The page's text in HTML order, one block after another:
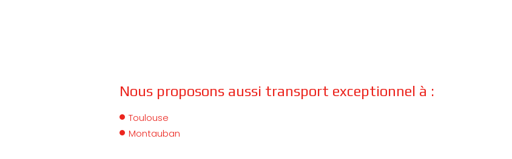
Nous proposons aussi transport exceptionnel à :
Toulouse
Montauban